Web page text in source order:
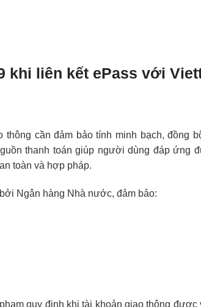
khi liên kết ePass với
thông cần đảm bảo tính minh bạch, đồng
thanh toán giúp người dùng đáp ứng
toàn và hợp pháp.
Ngân hàng Nhà nước, đảm bảo:
quy định khi tài khoản giao thông được